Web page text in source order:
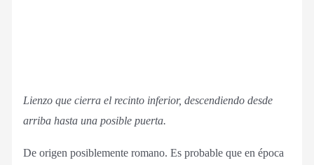
Lienzo que cierra el recinto inferior, descendiendo desde
arriba hasta una posible puerta.
De origen posiblemente romano. Es probable que en época